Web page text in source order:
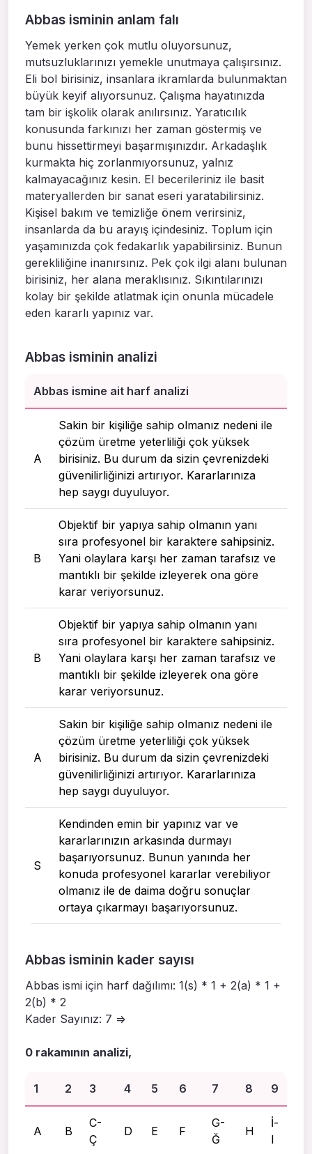
Abbas isminin anlam falı
Yemek yerken çok mutlu oluyorsunuz,
mutsuzluklarınızı yemekle unutmaya çalışırsınız.
Eli bol birisiniz, insanlara ikramlarda bulunmaktan
büyük keyif alıyorsunuz. Çalışma hayatınızda
tam bir işkolik olarak anılırsınız. Yaratıcılık
konusunda farkınızı her zaman göstermiş ve
bunu hissettirmeyi başarmışınızdır. Arkadaşlık
kurmakta hiç zorlanmıyorsunuz, yalnız
kalmayacağınız kesin. El becerileriniz ile basit
materyallerden bir sanat eseri yaratabilirsiniz.
Kişisel bakım ve temizliğe önem verirsiniz,
insanlarda da bu arayış içindesiniz. Toplum için
yaşamınızda çok fedakarlık yapabilirsiniz. Bunun
gerekliliğine inanırsınız. Pek çok ilgi alanı bulunan
birisiniz, her alana meraklısınız. Sıkıntılarınızı
kolay bir şekilde atlatmak için onunla mücadele
eden kararlı yapınız var.
Abbas isminin analizi
Abbas ismine ait harf analizi
A
Sakin bir kişiliğe sahip olmanız nedeni ile
çözüm üretme yeterliliği çok yüksek
birisiniz. Bu durum da sizin çevrenizdeki
güvenilirliğinizi artırıyor. Kararlarınıza
hep saygı duyuluyor.
B
Objektif bir yapıya sahip olmanın yanı
sıra profesyonel bir karaktere sahipsiniz.
Yani olaylara karşı her zaman tarafsız ve
mantıklı bir şekilde izleyerek ona göre
karar veriyorsunuz.
B
Objektif bir yapıya sahip olmanın yanı
sıra profesyonel bir karaktere sahipsiniz.
Yani olaylara karşı her zaman tarafsız ve
mantıklı bir şekilde izleyerek ona göre
karar veriyorsunuz.
A
Sakin bir kişiliğe sahip olmanız nedeni ile
çözüm üretme yeterliliği çok yüksek
birisiniz. Bu durum da sizin çevrenizdeki
güvenilirliğinizi artırıyor. Kararlarınıza
hep saygı duyuluyor.
S
Kendinden emin bir yapınız var ve
kararlarınızın arkasında durmayı
başarıyorsunuz. Bunun yanında her
konuda profesyonel kararlar verebiliyor
olmanız ile de daima doğru sonuçlar
ortaya çıkarmayı başarıyorsunuz.
Abbas isminin kader sayısı
Abbas ismi için harf dağılımı: 1(s) * 1 + 2(a) * 1 +
2(b) * 2
Kader Sayınız: 7 =>
0 rakamının analizi,
1 2 3 4 5 6 7 8 9
A B
C-
Ç
D E F
G-
Ğ
H
İ-
I